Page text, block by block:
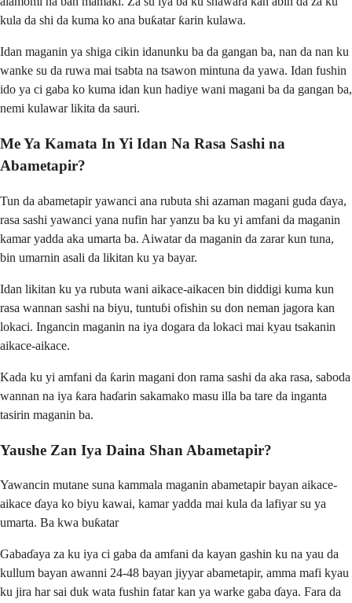
kula da shi da kuma ko ana buƙatar ƙarin kulawa.
Idan maganin ya shiga cikin idanunku ba da gangan ba, nan da nan ku
wanke su da ruwa mai tsabta na tsawon mintuna da yawa. Idan fushin
ido ya ci gaba ko kuma idan kun hadiye wani magani ba da gangan ba,
nemi kulawar likita da sauri.
Me Ya Kamata In Yi Idan Na Rasa Sashi na
Abametapir?
Tun da abametapir yawanci ana rubuta shi azaman magani guda ɗaya,
rasa sashi yawanci yana nufin har yanzu ba ku yi amfani da maganin
kamar yadda aka umarta ba. Aiwatar da maganin da zarar kun tuna,
bin umarnin asali da likitan ku ya bayar.
Idan likitan ku ya rubuta wani aikace-aikacen bin diddigi kuma kun
rasa wannan sashi na biyu, tuntuɓi ofishin su don neman jagora kan
lokaci. Ingancin maganin na iya dogara da lokaci mai kyau tsakanin
aikace-aikace.
Kada ku yi amfani da ƙarin magani don rama sashi da aka rasa, saboda
wannan na iya ƙara haɗarin sakamako masu illa ba tare da inganta
tasirin maganin ba.
Yaushe Zan Iya Daina Shan Abametapir?
Yawancin mutane suna kammala maganin abametapir bayan aikace-
aikace ɗaya ko biyu kawai, kamar yadda mai kula da lafiyar su ya
umarta. Ba kwa buƙatar
Gabaɗaya za ku iya ci gaba da amfani da kayan gashin ku na yau da
kullum bayan awanni 24-48 bayan jiyyar abametapir, amma mafi kyau
ku jira har sai duk wata fushin fatar kan ya warke gaba ɗaya. Fara da